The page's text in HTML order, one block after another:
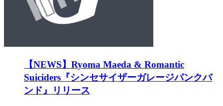
【NEWS】Ryoma Maeda & Romantic
Suiciders『シンセサイザーガレージパンクバ
ンド』リリース